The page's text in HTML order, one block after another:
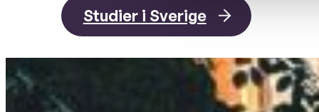
Studier i Sverige